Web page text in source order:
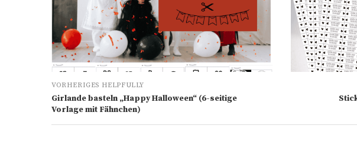
VORHERIGES HELPFULLY
Girlande basteln „Happy Halloween“ (6-seitige
Vorlage mit Fähnchen)